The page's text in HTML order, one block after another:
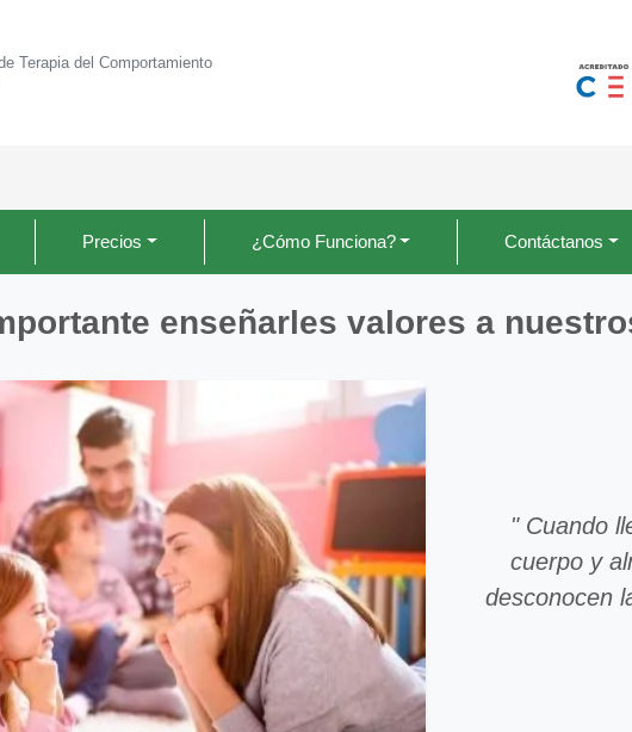
Terapia del Comportamiento
Precios ¿Cómo Funciona? Contáctanos
enseñarles valores a
" Cuando
cuerpo y
desconocen